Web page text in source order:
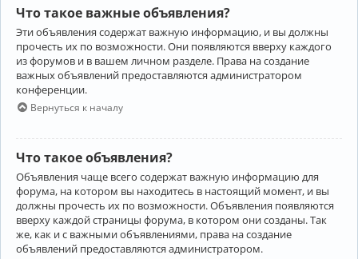
Что такое важные объявления?
Эти объявления содержат важную информацию, и вы должны
прочесть их по возможности. Они появляются вверху каждого
из форумов и в вашем личном разделе. Права на создание
важных объявлений предоставляются администратором
конференции.
Вернуться к началу
Что такое объявления?
Объявления чаще всего содержат важную информацию для
форума, на котором вы находитесь в настоящий момент, и вы
должны прочесть их по возможности. Объявления появляются
вверху каждой страницы форума, в котором они созданы. Так
же, как и с важными объявлениями, права на создание
объявлений предоставляются администратором.